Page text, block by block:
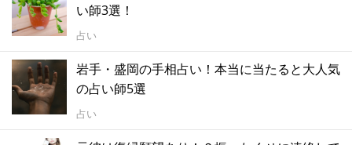
い師3選！
占い
岩手・盛岡の手相占い！本当に当たると大人気
の占い師5選
占い